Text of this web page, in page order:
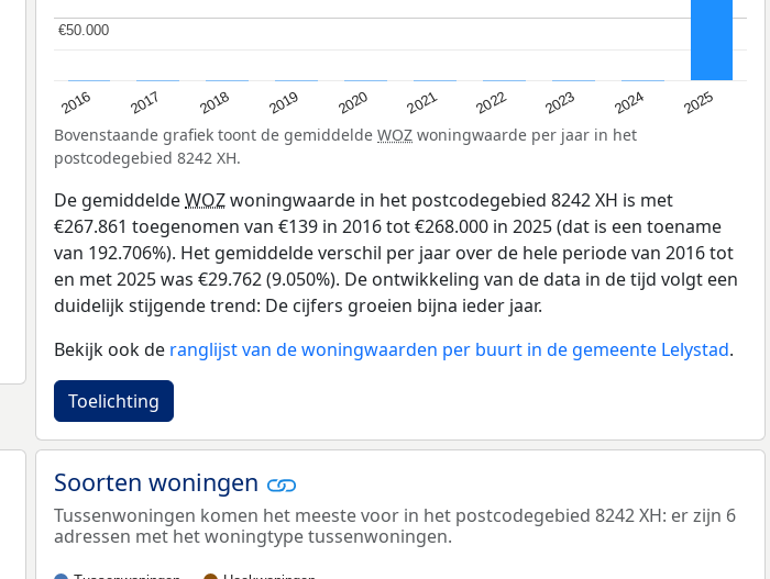
2016 2017 2018 2019 2020 2021 2022 2023 2024 2025
€50.000
€50.000
Bovenstaande grafiek toont de gemiddelde WOZ woningwaarde per jaar in het
postcodegebied 8242 XH.
De gemiddeldeWOZwoningwaarde in het postcodegebied 8242 XH is met
€267.861 toegenomen van €139 in 2016 tot €268.000 in 2025 (dat is een toename
van 192.706%). Het gemiddelde verschil per jaar over de hele periode van 2016 tot
en met 2025 was €29.762 (9.050%). De ontwikkeling van de data in de tijd volgt een
duidelijk stijgende trend: De cijfers groeien bijna ieder jaar.
Bekijk ook de ranglijst van de woningwaarden per buurt in de gemeente Lelystad.
Toelichting
Soorten woningen
Tussenwoningen komen het meeste voor in het postcodegebied 8242 XH: er zijn 6
adressen met het woningtype tussenwoningen.